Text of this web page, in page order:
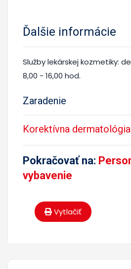
Ďalšie informácie
Služby lekárskej kozmetiky:
8,00 - 16,00 hod.
Zaradenie
Korektívna dermatológia
Pokračovať na:
vybavenie
Vytlačiť